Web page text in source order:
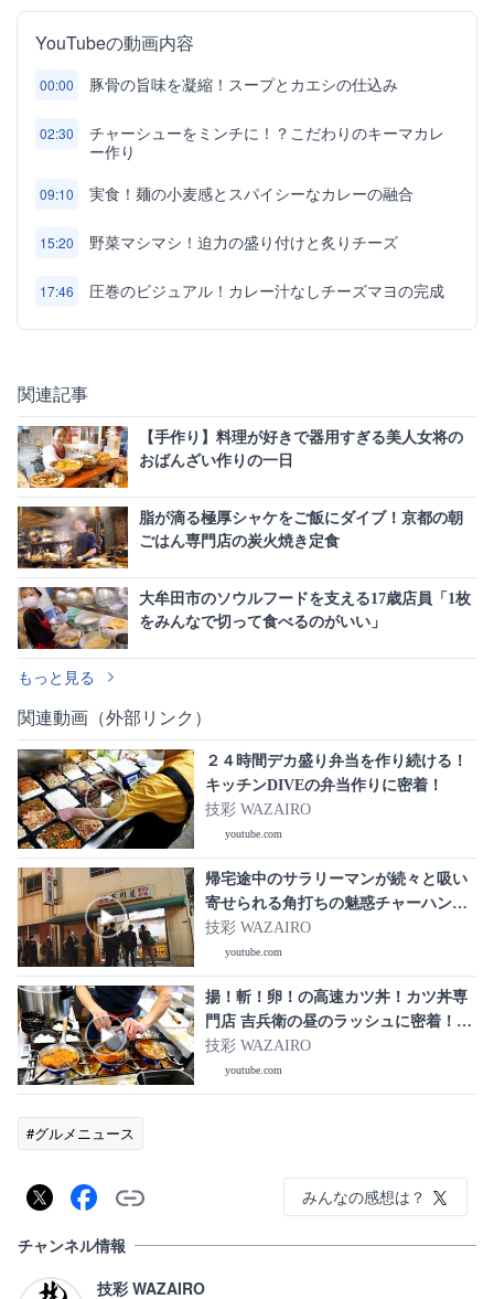
YouTubeの動画内容
00:00 豚骨の旨味を凝縮！スープとカエシの仕込み
02:30
チャーシューをミンチに！？こだわりのキーマカレ
ー作り
09:10 実食！麺の小麦感とスパイシーなカレーの融合
15:20 野菜マシマシ！迫力の盛り付けと炙りチーズ
17:46 圧巻のビジュアル！カレー汁なしチーズマヨの完成
関連記事
【手作り】料理が好きで器用すぎる美人女将の
おばんざい作りの一日
脂が滴る極厚シャケをご飯にダイブ！京都の朝
ごはん専門店の炭火焼き定食
大牟田市のソウルフードを支える17歳店員「1枚
をみんなで切って食べるのがいい」
もっと見る
関連動画（外部リンク）
２４時間デカ盛り弁当を作り続ける！
キッチンDIVEの弁当作りに密着！
技彩 WAZAIRO
youtube.com
帰宅途中のサラリーマンが続々と吸い
寄せられる角打ちの魅惑チャーハン
「玉川屋酒店」の仕込みに密着｜
japanese street food
技彩 WAZAIRO
youtube.com
揚！斬！卵！の高速カツ丼！カツ丼専
門店 吉兵衛の昼のラッシュに密着！
Japanese Katsudon Master
技彩 WAZAIRO
youtube.com
#グルメニュース
みんなの感想は？
チャンネル情報
技彩 WAZAIRO